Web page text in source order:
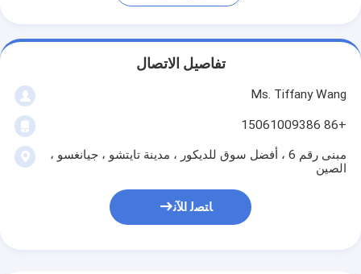
تفاصيل الاتصال
Ms. Tiffany Wang
+86 15061009386
مبنى رقم 6 ، أفضل سوق للديكور ، مدينة تايتشو ، جيانغسو ،
الصين
ﺎﺘﺼﻟ ﺍﻶﻧ